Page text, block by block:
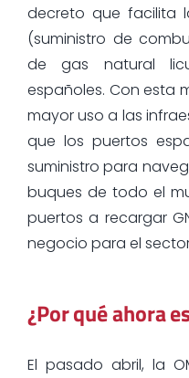
decreto que facilita
(suministro de
de gas natural
españoles. Con esta
mayor uso a las
que los puertos
suministro para
buques de todo el
puertos a recargar
negocio para el
¿Por qué ahora
El pasado abril, la